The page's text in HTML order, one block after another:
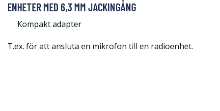
ENHETER MED 6,3 MM JACKINGÅNG
Kompakt adapter
T.ex. för att ansluta en mikrofon till en radioenhet.